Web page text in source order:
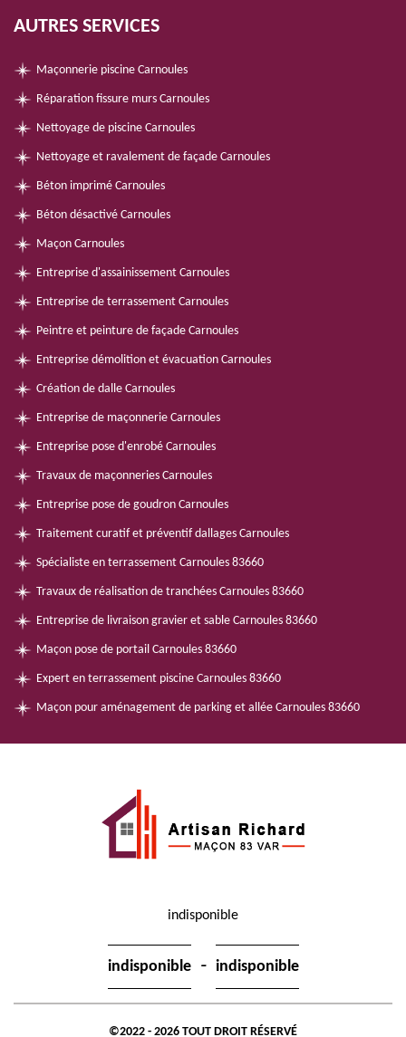
AUTRES SERVICES
Maçonnerie piscine Carnoules
Réparation fissure murs Carnoules
Nettoyage de piscine Carnoules
Nettoyage et ravalement de façade Carnoules
Béton imprimé Carnoules
Béton désactivé Carnoules
Maçon Carnoules
Entreprise d'assainissement Carnoules
Entreprise de terrassement Carnoules
Peintre et peinture de façade Carnoules
Entreprise démolition et évacuation Carnoules
Création de dalle Carnoules
Entreprise de maçonnerie Carnoules
Entreprise pose d'enrobé Carnoules
Travaux de maçonneries Carnoules
Entreprise pose de goudron Carnoules
Traitement curatif et préventif dallages Carnoules
Spécialiste en terrassement Carnoules 83660
Travaux de réalisation de tranchées Carnoules 83660
Entreprise de livraison gravier et sable Carnoules 83660
Maçon pose de portail Carnoules 83660
Expert en terrassement piscine Carnoules 83660
Maçon pour aménagement de parking et allée Carnoules 83660
indisponible
indisponible - indisponible
©2022 - 2026 TOUT DROIT RÉSERVÉ